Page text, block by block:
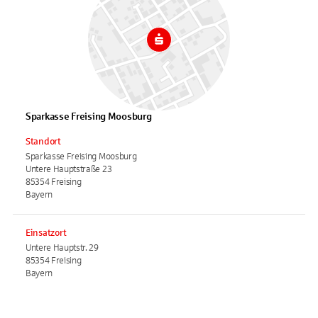
Sparkasse Freising Moosburg
Standort
Sparkasse Freising Moosburg
Untere Hauptstraße 23
85354 Freising
Bayern
Einsatzort
Untere Hauptstr. 29
85354 Freising
Bayern